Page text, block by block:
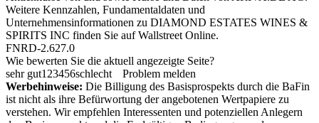
Weitere Kennzahlen, Fundamentaldaten und
Unternehmensinformationen zu DIAMOND ESTATES WINES &
SPIRITS INC finden Sie aufWallstreet Online.
FNRD-2.627.0
Wie bewerten Sie die aktuell angezeigte Seite?
sehr gut1 23456schlecht
Problem melden
Werbehinweise: Die Billigung des Basisprospekts durch die BaFin
ist nicht als ihre Befürwortung der angebotenen Wertpapiere zu
verstehen. Wir empfehlen Interessenten und potenziellen Anlegern